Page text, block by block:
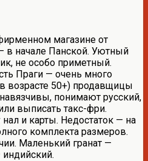
магазине от
в начале Панской. Уютный
не особо приметный.
Праги — очень много
возрасте 50+) продавщицы
понимают русский,
выписать такс-фри.
и карты. Недостаток — на
комплекта размеров.
Маленький гранат —